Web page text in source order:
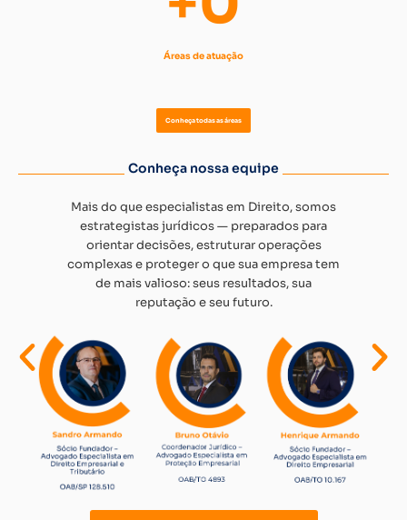
Áreas de atuação
Conheça todas as áreas
Conheça nossa equipe
Mais do que especialistas em Direito, somos
estrategistas jurídicos — preparados para
orientar decisões, estruturar operações
complexas e proteger o que sua empresa tem
de mais valioso: seus resultados, sua
reputação e seu futuro.